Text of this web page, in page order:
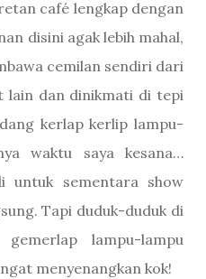
café lengkap dengan
disini agak lebih mahal,
cemilan sendiri dari
lain dan dinikmati di tepi
kerlap kerlip lampu-
waktu saya kesana…
untuk sementara show
Tapi duduk-duduk di
lampu-lampu
menyenangkan kok!